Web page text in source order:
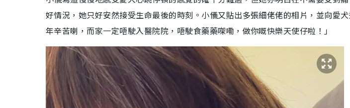
好情況，她只好安然接受生命最後的時刻。小儀又貼出多張細佬佬的相片，並向愛
年辛苦喇，而家一定唔駛入醫院院，唔駛食藥藥㗎嘞，做你嘅快樂天使仔啦！」